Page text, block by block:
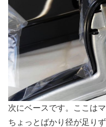
次にベースです。ここは
ちょっとばかり径が足りず